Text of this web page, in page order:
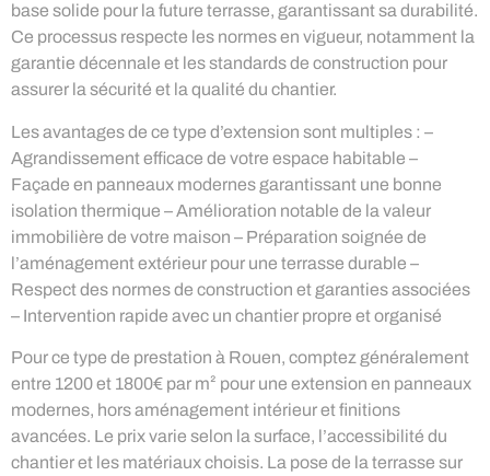
base solide pour la future terrasse, garantissant sa durabilité.
Ce processus respecte les normes en vigueur, notamment la
garantie décennale et les standards de construction pour
assurer la sécurité et la qualité du chantier.
Les avantages de ce type d’extension sont multiples : –
Agrandissement efficace de votre espace habitable –
Façade en panneaux modernes garantissant une bonne
isolation thermique – Amélioration notable de la valeur
immobilière de votre maison – Préparation soignée de
l’aménagement extérieur pour une terrasse durable –
Respect des normes de construction et garanties associées
– Intervention rapide avec un chantier propre et organisé
Pour ce type de prestation à Rouen, comptez généralement
entre 1200 et 1800€ par m² pour une extension en panneaux
modernes, hors aménagement intérieur et finitions
avancées. Le prix varie selon la surface, l’accessibilité du
chantier et les matériaux choisis. La pose de la terrasse sur